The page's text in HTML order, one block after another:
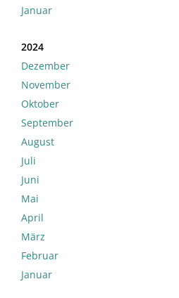
Januar
2024
Dezember
November
Oktober
September
August
Juli
Juni
Mai
April
März
Februar
Januar